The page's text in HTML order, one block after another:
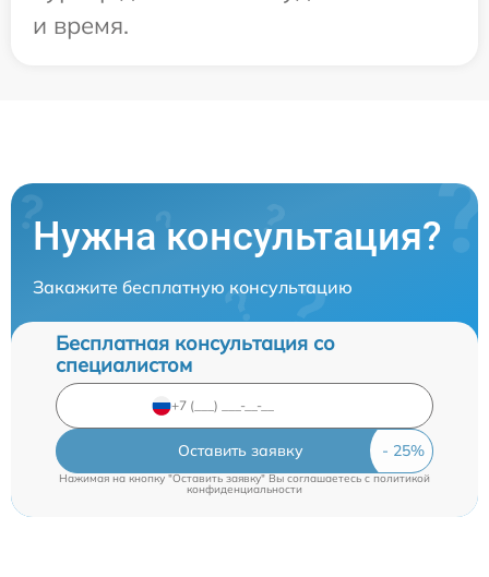
и время.
Нужна консультация?
Закажите бесплатную консультацию
Бесплатная консультация со
специалистом
Оставить заявку
Нажимая на кнопку "Оставить заявку" Вы соглашаетесь cполитикой
конфиденциальности